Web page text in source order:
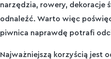
narzędzia, rowery, dekoracje
odnaleźć. Warto więc
piwnica naprawdę potrafi
Najważniejszą korzyścią jest